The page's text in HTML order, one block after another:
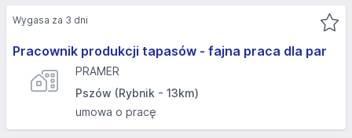
Pracownik produkcji tapasów - fajna praca dla par ️
PRAMER
Pszów (Rybnik - 13km)
umowa o pracę
Wygasa za 3 dni